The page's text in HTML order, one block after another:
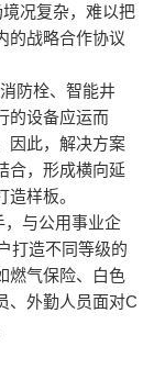
况复杂，难以把
的战略合作协议
防栓、智能井
的设备应运而
因此，解决方案
合，形成横向延
样板。
，与公用事业企
打造不同等级的
燃气保险、白色
、外勤人员面对C